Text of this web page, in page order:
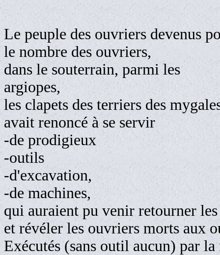
Le peuple des ouvriers devenus
le nombre des ouvriers,
dans le souterrain, parmi les
argiopes,
les clapets des terriers des
avait renoncé à se servir
-de prodigieux
-outils
-d'excavation,
-de machines,
qui auraient pu venir retourner
et révéler les ouvriers morts aux
Exécutés (sans outil aucun) par